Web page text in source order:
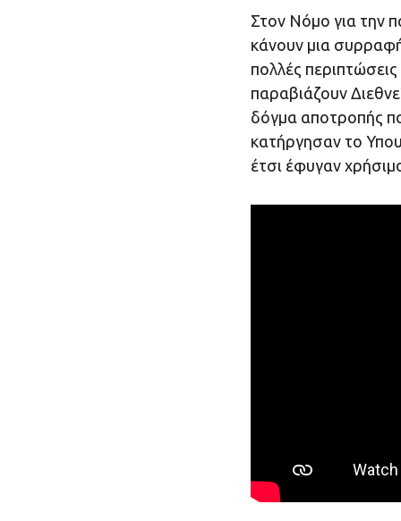
Στον Νόμο για την
κάνουν μια
πολλές περιπτώσεις
παραβιάζουν
δόγμα αποτροπής
κατήργησαν το
έτσι έφυγαν